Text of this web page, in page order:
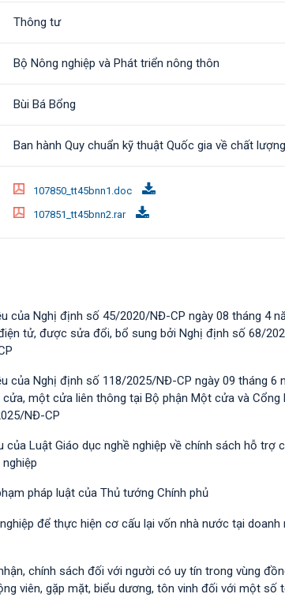
Thông tư
Bộ Nông nghiệp và Phát triển nông thôn
Bùi Bá Bổng
Ban hành Quy chuẩn kỹ thuật Quốc gia về chất
107850_tt45bnn1.doc
107851_tt45bnn2.rar
của Nghị định số 45/2020/NĐ-CP ngày 08 tháng 4
tử, được sửa đổi, bổ sung bởi Nghị định số 68/
của Nghị định số 118/2025/NĐ-CP ngày 09 tháng 6
một cửa liên thông tại Bộ phận Một cửa và
NĐ-СР
Luật Giáo dục nghề nghiệp về chính sách hỗ trợ
pháp luật của Thủ tướng Chính phủ
để thực hiện cơ cấu lại vốn nhà nước tại
chính sách đối với người có uy tín trong vùng
viên, gặp mặt, biểu dương, tôn vinh đối với một